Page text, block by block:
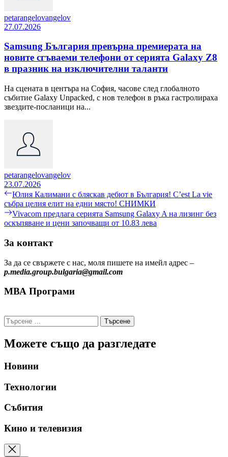
petarangelovangelov
27.07.2026
Samsung България превърна премиерата на
новите сгъваеми телефони от серията Galaxy Z8
в празник на изключителни таланти
На сцената в центъра на София, часове след глобалното
събитие Galaxy Unpacked, с нов телефон в ръка гастролираха
звездите-посланици на...
petarangelovangelov
23.07.2026
Навигация
Previous
post:
Юлия Калимани с бляскав дебют в България! C’est La vie
събра целия елит на едни място! СНИМКИ
Next
post:
Vivacom предлага серията Samsung Galaxy A на лизинг без
оскъпяване и цени започващи от 10.83 лева
За контакт
За да се свържете с нас, моля пишете на имейл адрес –
p.media.group.bulgaria@gmail.com
МВА Програми
Търсене
за:
Можете също да разгледате
Новини
Технологии
Събития
Кино и телевизия